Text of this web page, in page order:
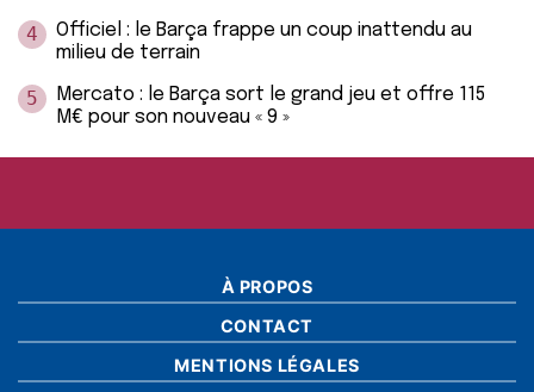
4
Officiel : le Barça frappe un coup inattendu au
milieu de terrain
5
Mercato : le Barça sort le grand jeu et offre 115
M€ pour son nouveau « 9 »
À PROPOS
CONTACT
MENTIONS LÉGALES